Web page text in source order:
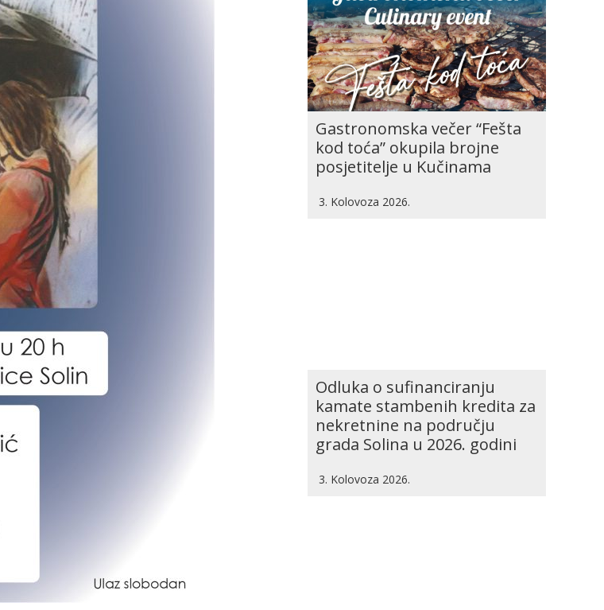
Gastronomska večer “Fešta
kod toća” okupila brojne
posjetitelje u Kučinama
3. Kolovoza 2026.
Odluka o sufinanciranju
kamate stambenih kredita za
nekretnine na području
grada Solina u 2026. godini
3. Kolovoza 2026.